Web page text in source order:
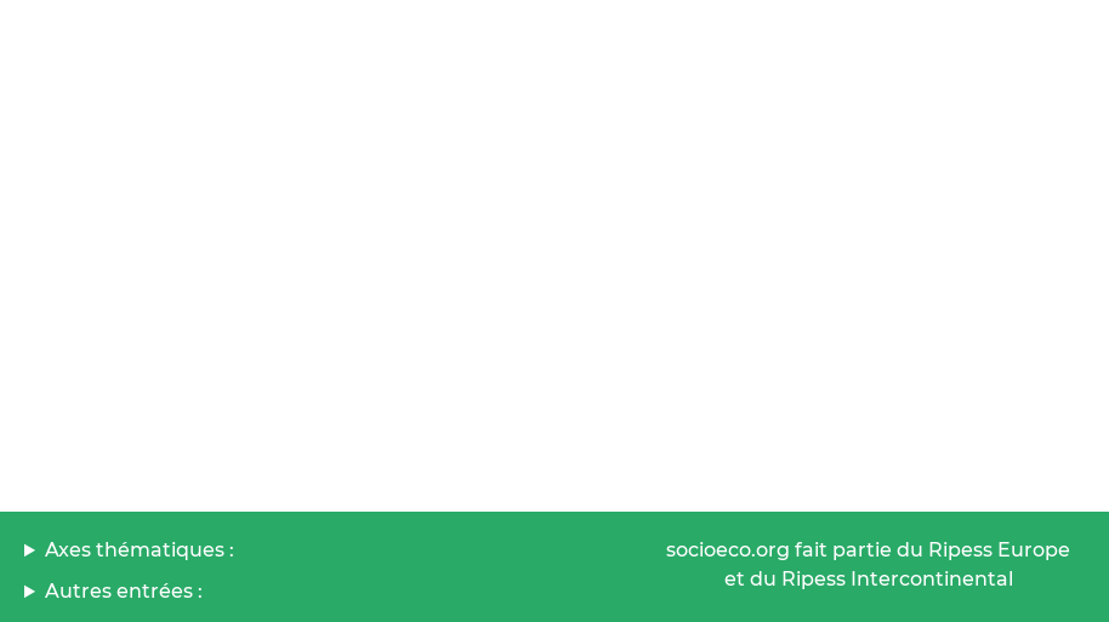
Axes thématiques :
Autres entrées :
socioeco.org fait partie du Ripess Europe
et du Ripess Intercontinental